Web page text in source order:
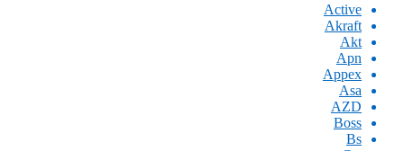
Active
Akraft
Akt
Apn
Appex
Asa
AZD
Boss
Bs